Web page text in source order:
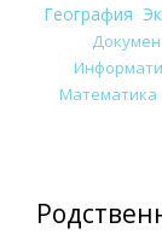
География
Математика